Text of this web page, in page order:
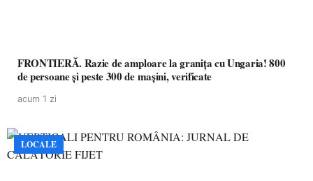
FRONTIERĂ. Razie de amploare la granița cu Ungaria! 800
de persoane și peste 300 de mașini, verificate
acum 1 zi
LOCALE